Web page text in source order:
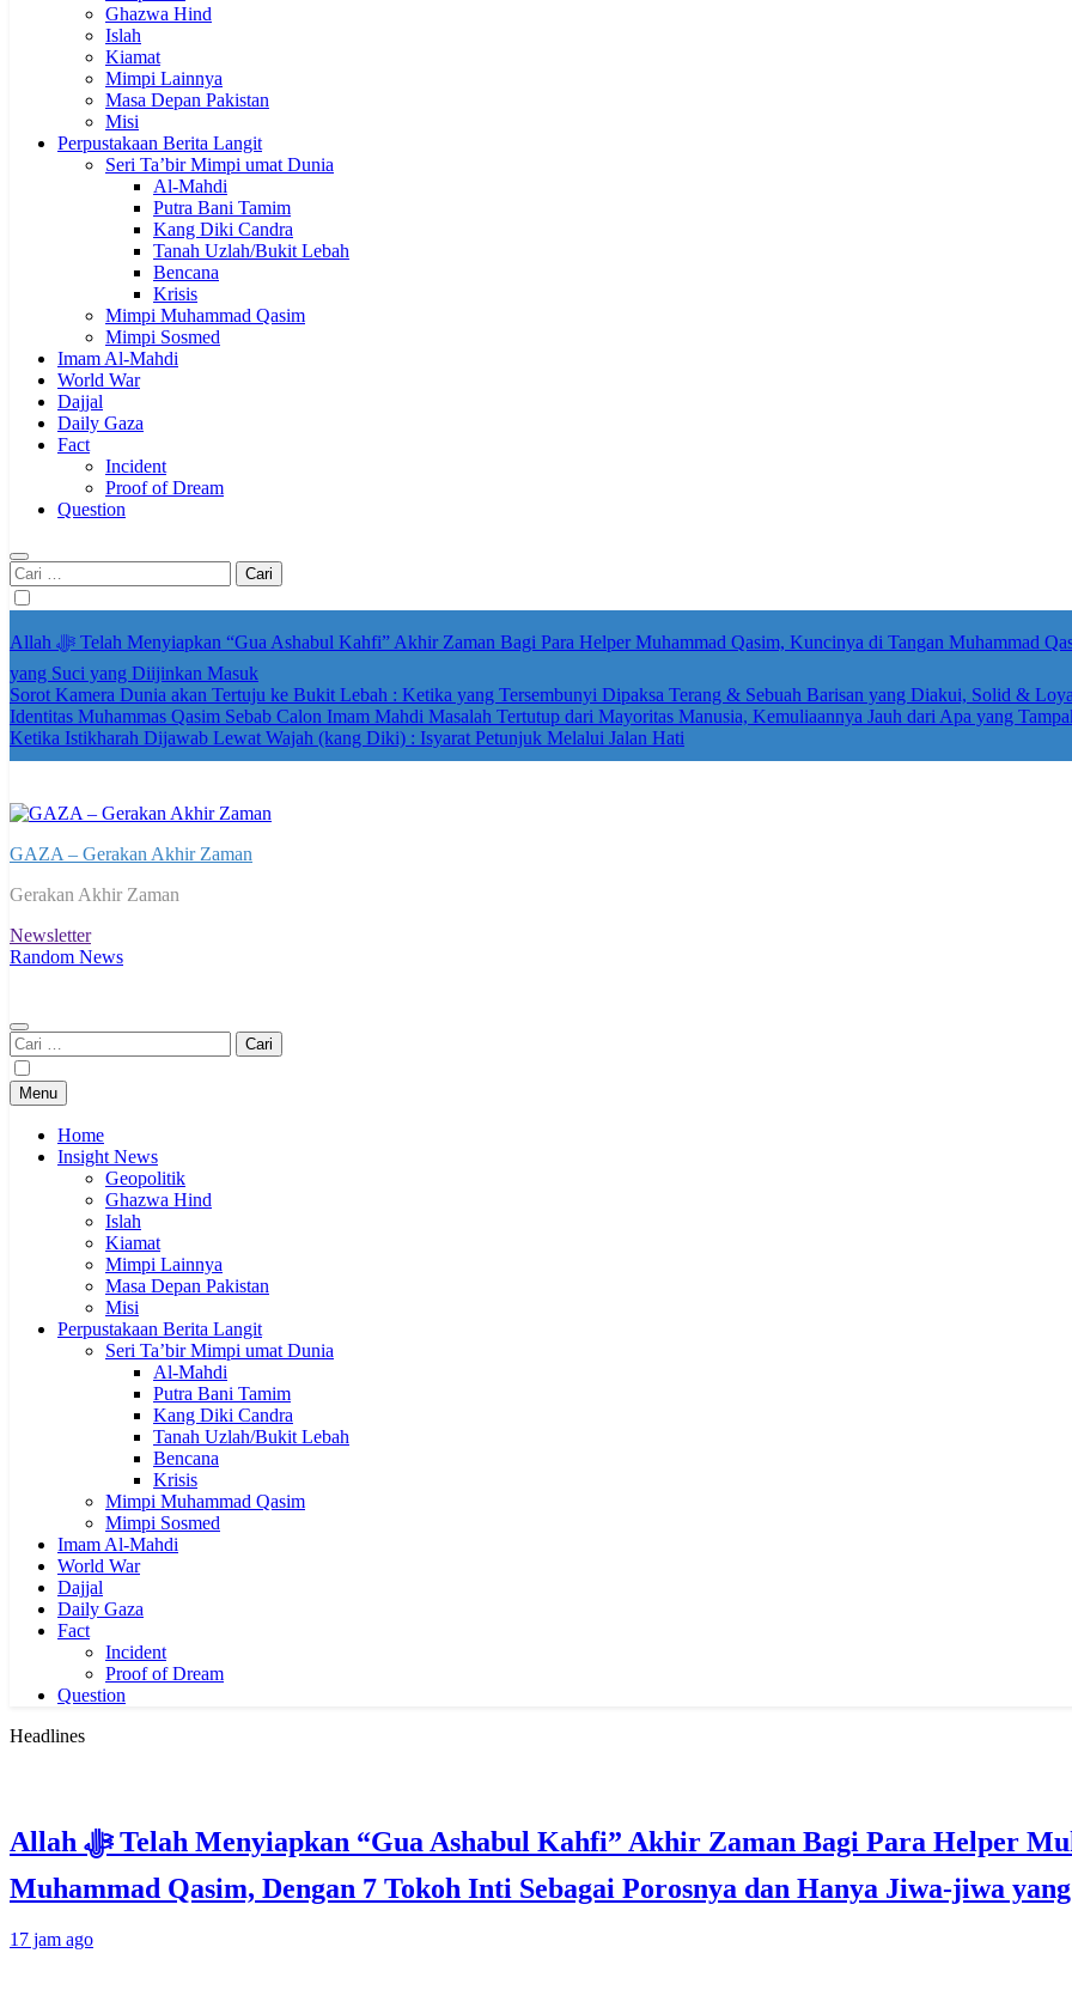
Ghazwa Hind
Islah
Kiamat
Mimpi Lainnya
Masa Depan Pakistan
Misi
Perpustakaan Berita Langit
Seri Ta’bir Mimpi umat Dunia
Al-Mahdi
Putra Bani Tamim
Kang Diki Candra
Tanah Uzlah/Bukit Lebah
Bencana
Krisis
Mimpi Muhammad Qasim
Mimpi Sosmed
Imam Al-Mahdi
World War
Dajjal
Daily Gaza
Fact
Incident
Proof of Dream
Question
Cari
untuk:
Allah ﷻ Telah Menyiapkan “Gua Ashabul Kahfi” Akhir Zaman Bagi Para Helper Muhammad Qasim, Kuncinya di Tangan Muhammad Qasim, Dengan 7 Tokoh Inti Sebagai Porosnya dan Hanya Jiwa-jiwa
yang Suci yang Diijinkan Masuk
Sorot Kamera Dunia akan Tertuju ke Bukit Lebah : Ketika yang Tersembunyi Dipaksa Terang & Sebuah Barisan yang Diakui, Solid &
Identitas Muhammas Qasim Sebab Calon Imam Mahdi Masalah Tertutup dari Mayoritas Manusia, Kemuliaannya Jauh dari Apa yang
Ketika Istikharah Dijawab Lewat Wajah (kang Diki) : Isyarat Petunjuk Melalui Jalan Hati
GAZA – Gerakan Akhir Zaman
Gerakan Akhir Zaman
Newsletter
Random News
Cari
untuk:
Menu
Home
Insight News
Geopolitik
Ghazwa Hind
Islah
Kiamat
Mimpi Lainnya
Masa Depan Pakistan
Misi
Perpustakaan Berita Langit
Seri Ta’bir Mimpi umat Dunia
Al-Mahdi
Putra Bani Tamim
Kang Diki Candra
Tanah Uzlah/Bukit Lebah
Bencana
Krisis
Mimpi Muhammad Qasim
Mimpi Sosmed
Imam Al-Mahdi
World War
Dajjal
Daily Gaza
Fact
Incident
Proof of Dream
Question
Headlines
Allah ﷻ Telah Menyiapkan “Gua Ashabul Kahfi” Akhir Zaman Bagi Para Helper Muhammad Qasim, Kuncinya di Tangan
Muhammad Qasim, Dengan 7 Tokoh Inti Sebagai Porosnya dan Hanya Jiwa-jiwa
17 jam ago